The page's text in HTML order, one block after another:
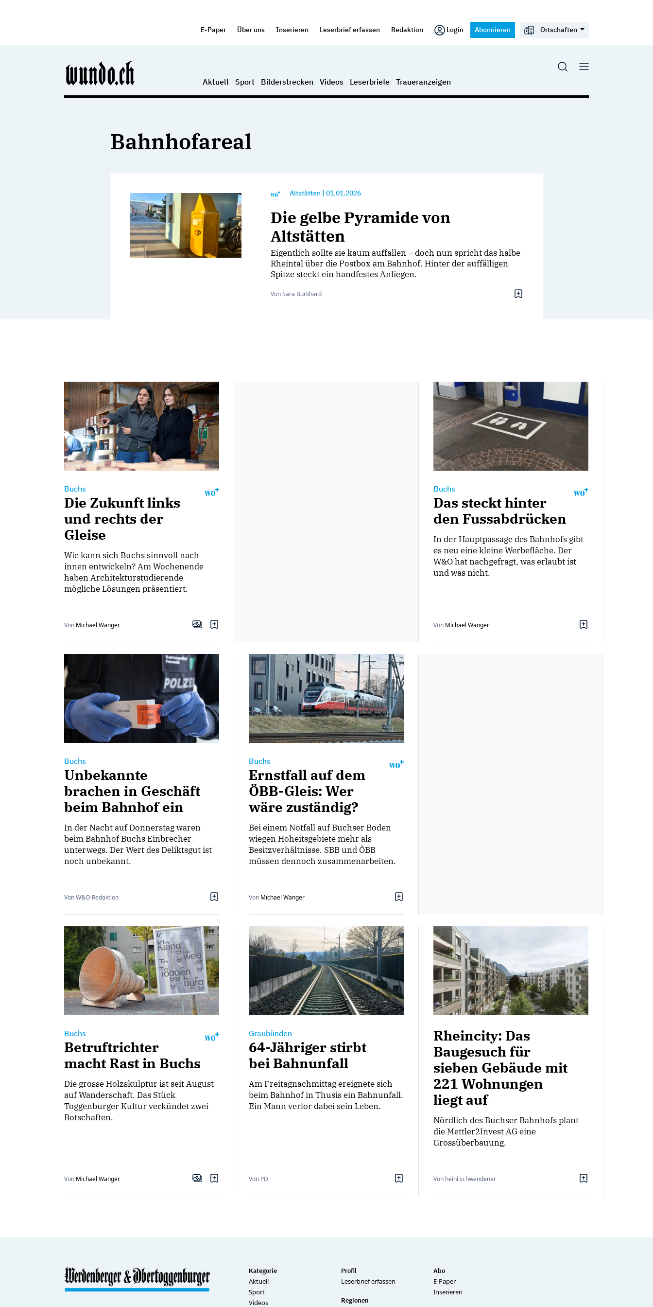
E-Paper Über uns Inserieren Leserbrief erfassen Redaktion Login Abonnieren Ortschaften
Aktuell Sport Bilderstrecken Videos Leserbriefe Traueranzeigen
Bahnhofareal
Altstätten 01.01.2026
Die gelbe Pyramide von
Altstätten
Eigentlich sollte sie kaum auffallen – doch nun spricht das halbe
Rheintal über die Postbox am Bahnhof. Hinter der auffälligen
Spitze steckt ein handfestes Anliegen.
Von Sara Burkhard
Buchs
Die Zukunft links
und rechts der
Gleise
Wie kann sich Buchs sinnvoll nach
innen entwickeln? Am Wochenende
haben Architekturstudierende
mögliche Lösungen präsentiert.
Von Michael Wanger
Buchs
Das steckt hinter
den Fussabdrücken
In der Hauptpassage des Bahnhofs gibt
es neu eine kleine Werbefläche. Der
W&O hat nachgefragt, was erlaubt ist
und was nicht.
Von Michael Wanger
Buchs
Unbekannte
brachen in Geschäft
beim Bahnhof ein
In der Nacht auf Donnerstag waren
beim Bahnhof Buchs Einbrecher
unterwegs. Der Wert des Deliktsgut ist
noch unbekannt.
Von W&O-Redaktion
Buchs
Ernstfall auf dem
ÖBB-Gleis: Wer
wäre zuständig?
Bei einem Notfall auf Buchser Boden
wiegen Hoheitsgebiete mehr als
Besitzverhältnisse. SBB und ÖBB
müssen dennoch zusammenarbeiten.
Von Michael Wanger
Buchs
Betruftrichter
macht Rast in Buchs
Die grosse Holzskulptur ist seit August
auf Wanderschaft. Das Stück
Toggenburger Kultur verkündet zwei
Botschaften.
Von Michael Wanger
Graubünden
64-Jähriger stirbt
bei Bahnunfall
Am Freitagnachmittag ereignete sich
beim Bahnhof in Thusis ein Bahnunfall.
Ein Mann verlor dabei sein Leben.
Von PD
Rheincity: Das
Baugesuch für
sieben Gebäude mit
221 Wohnungen
liegt auf
Nördlich des Buchser Bahnhofs plant
die Mettler2Invest AG eine
Grossüberbauung.
Von heini.schwendener
Kategorie
Aktuell
Sport
Videos
Profil
Leserbrief erfassen
Regionen
Abo
E-Paper
Inserieren